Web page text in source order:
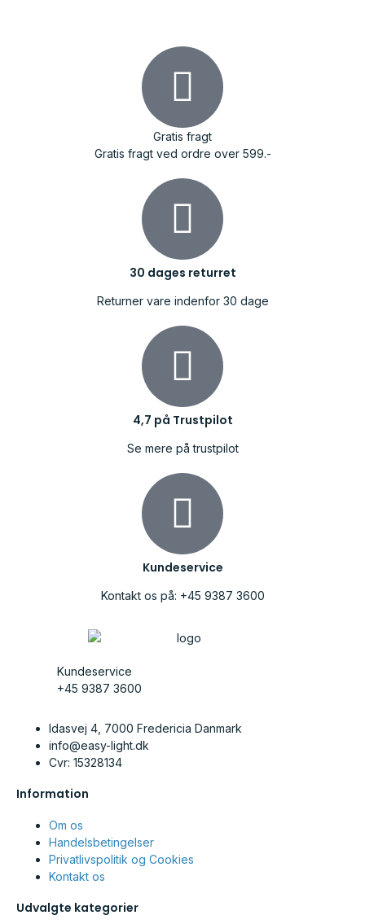
Gratis fragt
Gratis fragt ved ordre over 599.-
30 dages returret
Returner vare indenfor 30 dage
4,7 på Trustpilot
Se mere på trustpilot
Kundeservice
Kontakt os på: +45 9387 3600
Kundeservice
+45 9387 3600
Idasvej 4, 7000 Fredericia Danmark
info@easy-light.dk
Cvr: 15328134
Information
Om os
Handelsbetingelser
Privatlivspolitik og Cookies
Kontakt os
Udvalgte kategorier